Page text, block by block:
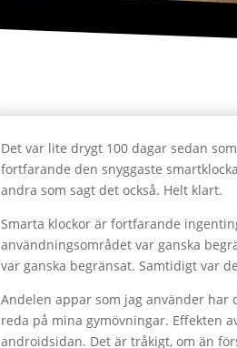
Det var lite drygt 100 dagar sedan
fortfarande den snyggaste
andra som sagt det också. Helt klart.
Smarta klockor är fortfarande
användningsområdet var ganska
var ganska begränsat. Samtidigt var
Andelen appar som jag använder
reda på mina gymövningar. Effekten
androidsidan. Det är tråkigt, om än